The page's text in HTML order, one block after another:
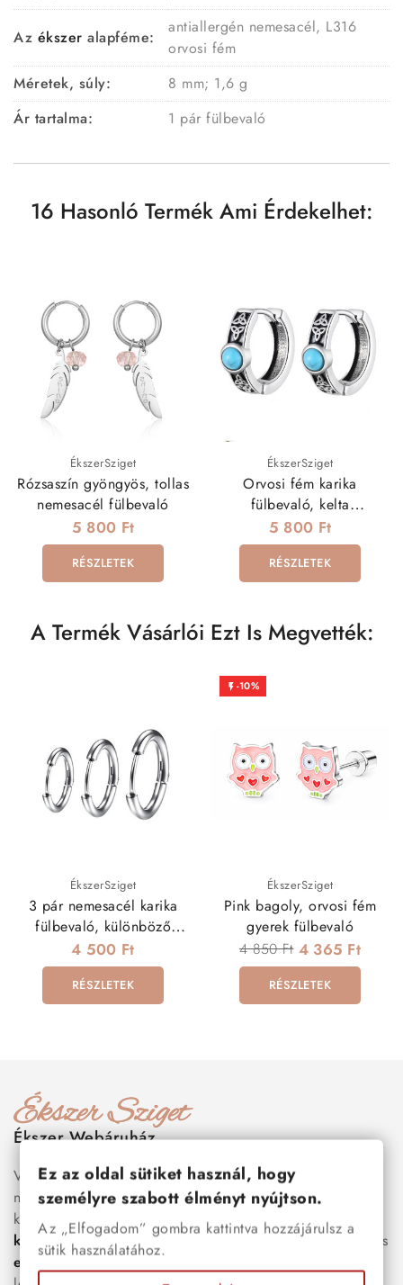
Az ékszer alapféme:
antiallergén nemesacél, L316
orvosi fém
Méretek, súly:
8 mm; 1,6 g
Ár tartalma:
1 pár fülbevaló
16 Hasonló Termék Ami Érdekelhet:
ÉkszerSziget
Rózsaszín gyöngyös, tollas
nemesacél fülbevaló
5 800 Ft
RÉSZLETEK
ÉkszerSziget
Orvosi fém karika
fülbevaló, kelta
motívumokkal
5 800 Ft
RÉSZLETEK
A Termék Vásárlói Ezt Is Megvették:
ÉkszerSziget
3 pár nemesacél karika
fülbevaló, különböző
méretekben
4 500 Ft
RÉSZLETEK
 -10%
ÉkszerSziget
Pink bagoly, orvosi fém
gyerek fülbevaló
4 850 Ft 4 365 Ft
RÉSZLETEK
Ékszer Webáruház
Válogass több száz prémium minőségű, stílusos és tartós
nemesacél ékszer és orvosi fém ékszer közül, amelyek
között megtalálhatók a legnépszerűbb darabok is:
karkötők, nőinyakláncok,karikagyűrűk,fülbevalók
és
esküvői kiegészítőkegyaránt. Webáruházunkban a
Ez az oldal sütiket használ, hogy
személyre szabott élményt nyújtson.
Az „Elfogadom” gombra kattintva hozzájárulsz a
sütik használatához.